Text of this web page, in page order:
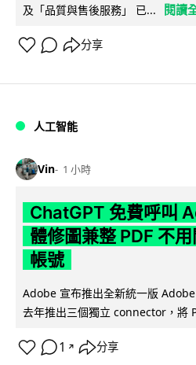
及「品質與售後服務」 已...
閱讀
分享
人工智能
Vin 1 小時
ChatGPT 免費呼叫
體修圖兼整 PDF 不
帳號
Adobe 宣布推出全新統一版
去年推出三個獨立 connector，將
1 ↗ 分享